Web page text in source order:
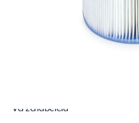
Verzendbeleid